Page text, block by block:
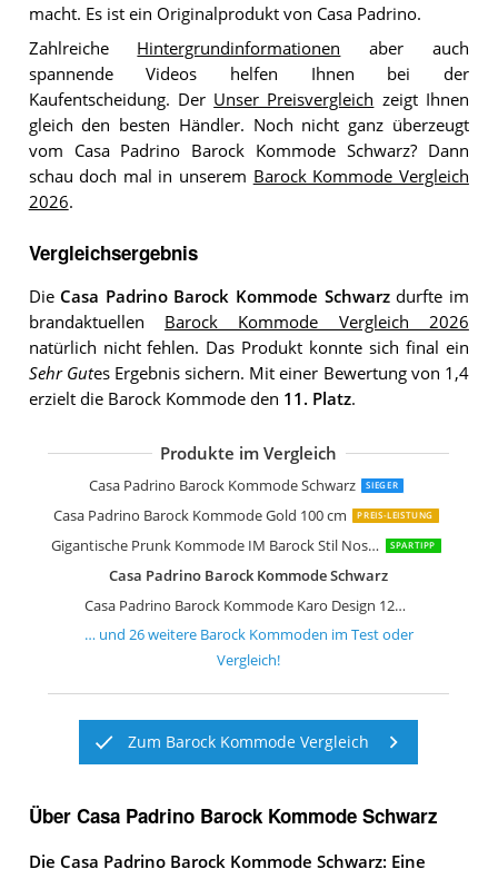
macht. Es ist ein Originalprodukt von Casa Padrino.
Zahlreiche Hintergrundinformationen aber auch
spannende Videos helfen Ihnen bei der
Kaufentscheidung. Der Unser Preisvergleich zeigt Ihnen
gleich den besten Händler. Noch nicht ganz überzeugt
vom Casa Padrino Barock Kommode Schwarz? Dann
schau doch mal in unserem Barock Kommode Vergleich
2026.
Vergleichsergebnis
Die Casa Padrino Barock Kommode Schwarzdurfte im
brandaktuellen Barock Kommode Vergleich 2026
natürlich nicht fehlen. Das Produkt konnte sich final ein
Sehr Gutes Ergebnis sichern. Mit einer Bewertung von 1,4
erzielt die Barock Kommode den 11. Platz.
Produkte im Vergleich
Casa Padrino Barock Kommode Schwarz SIEGER
Casa Padrino Barock Kommode Gold 100 cm PREIS-LEISTUNG
Gigantische Prunk Kommode IM Barock Stil Nostalgie PUR Palazzo Exklusiv SPARTIPP
Casa Padrino Barock Kommode Schwarz
Casa Padrino Barock Kommode Karo Design 124 cm Antik Look
Casa Padrino Barock Kommode
Casa Padrino Barock Kommode Gold
Casa Padrino Barock Kommode in
Casa Padrino Barock Kommode
Casa Padrino Barock Kommode
Casa Padrino Barock Kommode
Casa Padrino Barock Kommode Silber
Casa Padrino Barock Kommode Gold
Casa Padrino Barock Kommode Weiß
Casa Padrino Barock Kommode
Casa Padrino Barock Kommode Weiß
Casa Padrino Barock Kommoden
Casa Padrino Barock Kommode
Casa Padrino Barock Kommode Blau
Casa Padrino Barock Kommode
Casa Padrino Barock Kommode
… und 26weitere Barock Kommoden im Test oder
Vergleich!
Zum Barock Kommode Vergleich
Über Casa Padrino Barock Kommode Schwarz
Die Casa Padrino Barock Kommode Schwarz: Eine